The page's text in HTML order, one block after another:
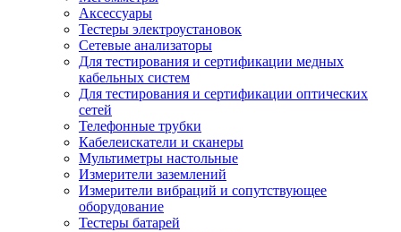
Аксессуары
Тестеры электроустановок
Сетевые анализаторы
Для тестирования и сертификации медных
кабельных систем
Для тестирования и сертификации оптических
сетей
Телефонные трубки
Кабелеискатели и сканеры
Мультиметры настольные
Измерители заземлений
Измерители вибраций и сопутствующее
оборудование
Тестеры батарей